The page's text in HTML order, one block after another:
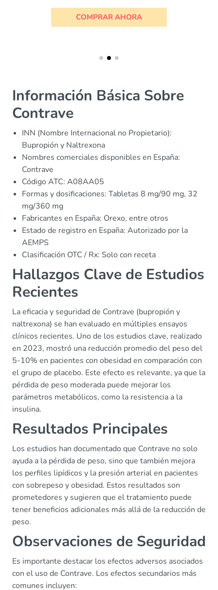
COMPRAR AHORA
Información Básica Sobre
Contrave
INN (Nombre Internacional no Propietario):
Bupropión y Naltrexona
Nombres comerciales disponibles en España:
Contrave
Código ATC: A08AA05
Formas y dosificaciones: Tabletas 8 mg/90 mg, 32
mg/360 mg
Fabricantes en España: Orexo, entre otros
Estado de registro en España: Autorizado por la
AEMPS
Clasificación OTC / Rx: Solo con receta
Hallazgos Clave de Estudios
Recientes
La eficacia y seguridad de Contrave (bupropión y
naltrexona) se han evaluado en múltiples ensayos
clínicos recientes. Uno de los estudios clave, realizado
en 2023, mostró una reducción promedio del peso del
5-10% en pacientes con obesidad en comparación con
el grupo de placebo. Este efecto es relevante, ya que la
pérdida de peso moderada puede mejorar los
parámetros metabólicos, como la resistencia a la
insulina.
Resultados Principales
Los estudios han documentado que Contrave no solo
ayuda a la pérdida de peso, sino que también mejora
los perfiles lipídicos y la presión arterial en pacientes
con sobrepeso y obesidad. Estos resultados son
prometedores y sugieren que el tratamiento puede
tener beneficios adicionales más allá de la reducción de
peso.
Observaciones de Seguridad
Es importante destacar los efectos adversos asociados
con el uso de Contrave. Los efectos secundarios más
comunes incluyen: